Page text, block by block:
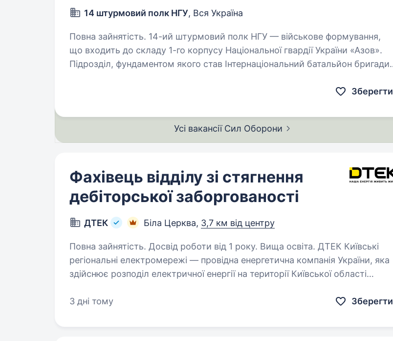
14 штурмовий полк НГУ, Вся Україна
Повна зайнятість. 14-ий штурмовий полк НГУ — військове формування,
що входить до складу 1-го корпусу Національної гвардії України «Азов».
Підрозділ, фундаментом якого став Інтернаціональний батальйон бригади
Зберегти
Усі вакансії Сил Оборони
Фахівець відділу зі стягнення
дебіторської заборгованості
ДТЕК Біла Церква, 3,7 км від центру
Повна зайнятість. Досвід роботи від 1 року. Вища освіта. ДТЕК Київські
регіональні електромережі — провідна енергетична компанія України, яка
здійснює розподіл електричної енергії на території Київської області
3 дні тому
Зберегти